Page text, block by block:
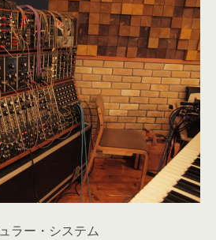
ラー・システム